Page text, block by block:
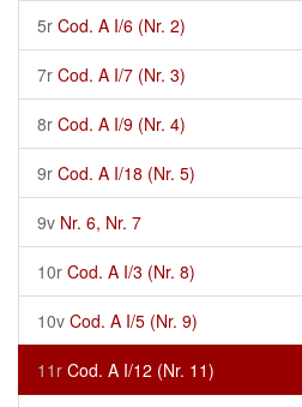
5r Cod. A I/6 (Nr. 2)
7r Cod. A I/7 (Nr. 3)
8r Cod. A I/9 (Nr. 4)
9r Cod. A I/18 (Nr. 5)
9v Nr. 6, Nr. 7
10r Cod. A I/3 (Nr. 8)
10v Cod. A I/5 (Nr. 9)
11r Cod. A I/12 (Nr. 11)